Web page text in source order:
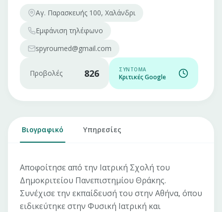
Αγ. Παρασκευής 100, Χαλάνδρι
Εμφάνιση τηλέφωνο
spyroumed@gmail.com
Προβολές 826 ΣΎΝΤΟΜΑ
Κριτικές Google
Βιογραφικό Υπηρεσίες
Αποφοίτησε από την Ιατρική Σχολή του
Δημοκριτείου Πανεπιστημίου Θράκης.
Συνέχισε την εκπαίδευσή του στην Αθήνα, όπου
ειδικεύτηκε στην Φυσική Ιατρική και